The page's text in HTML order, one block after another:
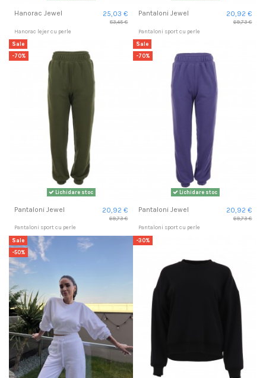
Hanorac Jewel 25,03 €
83,45 €
Hanorac lejer cu perle
Pantaloni Jewel 20,92 €
69,73 €
Pantaloni sport cu perle
Sale
-70%
Lichidare stoc
Pantaloni Jewel 20,92 €
69,73 €
Pantaloni sport cu perle
Sale
-70%
Lichidare stoc
Pantaloni Jewel 20,92 €
69,73 €
Pantaloni sport cu perle
Sale
-50%
-30%